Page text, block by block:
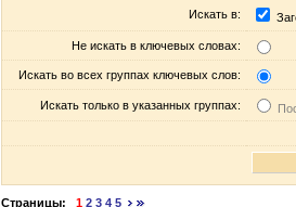
Искать в:
Не искать в ключевых словах:
Искать во всех группах ключевых слов:
Искать только в указанных группах:
Страницы: 1 2 3 4 5